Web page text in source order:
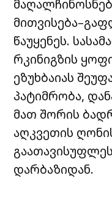
წაუყენეს.
რკინიგზის
ეზუხბაიას
პატიმრობა,
მათ შორის
აღკვეთის
დარბაზიდან.